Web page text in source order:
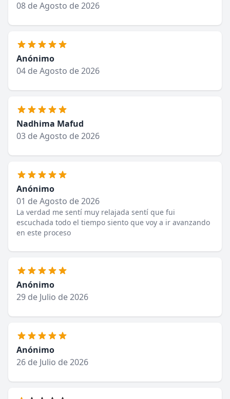
08 de Agosto de 2026
Anónimo
04 de Agosto de 2026
Nadhima Mafud
03 de Agosto de 2026
Anónimo
01 de Agosto de 2026
La verdad me sentí muy relajada sentí que fui
escuchada todo el tiempo siento que voy a ir avanzando
en este proceso
Anónimo
29 de Julio de 2026
Anónimo
26 de Julio de 2026